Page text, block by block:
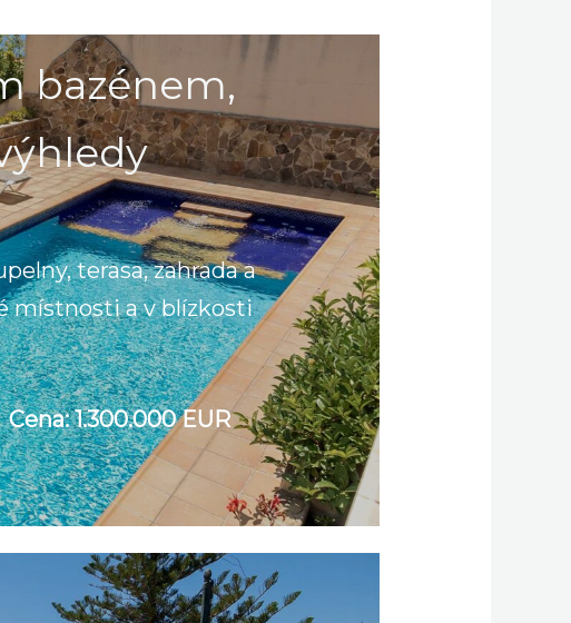
bazénem,
terasa, zahrada a
místnosti a v blízkosti
Cena: 1.300.000 EUR